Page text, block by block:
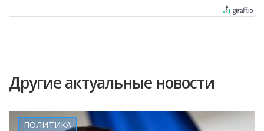
Другие актуальные новости
ПОЛИТИКА